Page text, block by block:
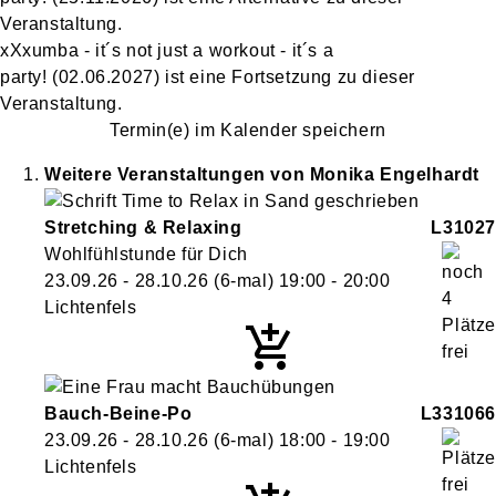
Veranstaltung.
xXxumba - it´s not just a workout - it´s a
party! (02.06.2027) ist eine Fortsetzung zudieser
Veranstaltung.
Termin(e) im Kalender speichern
Weitere Veranstaltungen von Monika Engelhardt
Stretching & Relaxing
L31027
Wohlfühlstunde für Dich
23.09.26 - 28.10.26 (6-mal) 19:00 - 20:00
Lichtenfels
Bauch-Beine-Po
L331066
23.09.26 - 28.10.26 (6-mal) 18:00 - 19:00
Lichtenfels